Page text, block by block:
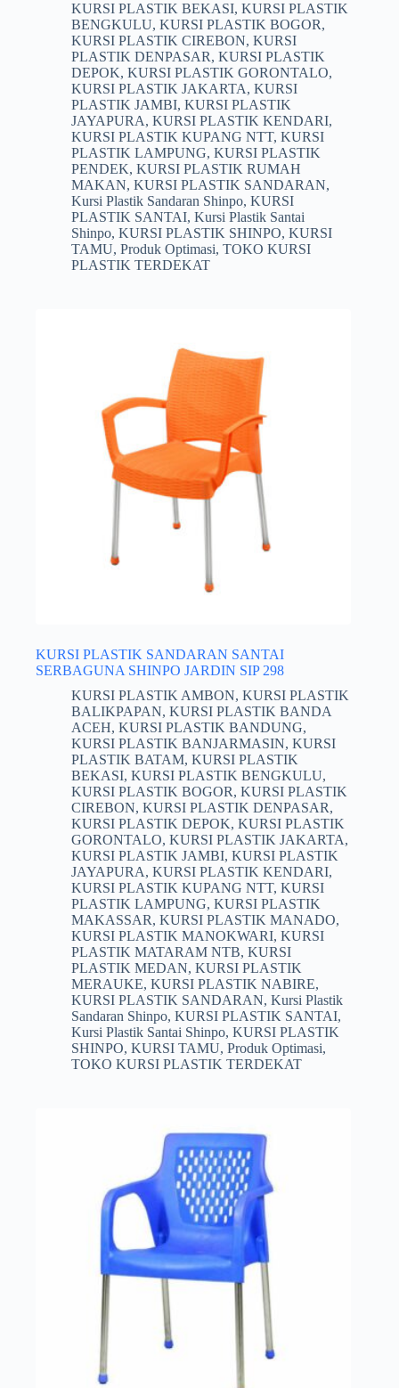
KURSI PLASTIK BEKASI, KURSI PLASTIK
BENGKULU, KURSI PLASTIK BOGOR,
KURSI PLASTIK CIREBON, KURSI
PLASTIK DENPASAR, KURSI PLASTIK
DEPOK, KURSI PLASTIK GORONTALO,
KURSI PLASTIK JAKARTA, KURSI
PLASTIK JAMBI, KURSI PLASTIK
JAYAPURA, KURSI PLASTIK KENDARI,
KURSI PLASTIK KUPANG NTT, KURSI
PLASTIK LAMPUNG, KURSI PLASTIK
PENDEK, KURSI PLASTIK RUMAH
MAKAN, KURSI PLASTIK SANDARAN,
Kursi Plastik Sandaran Shinpo, KURSI
PLASTIK SANTAI, Kursi Plastik Santai
Shinpo, KURSI PLASTIK SHINPO, KURSI
TAMU, Produk Optimasi, TOKO KURSI
PLASTIK TERDEKAT
KURSI PLASTIK SANDARAN SANTAI
SERBAGUNA SHINPO JARDIN SIP 298
KURSI PLASTIK AMBON, KURSI PLASTIK
BALIKPAPAN, KURSI PLASTIK BANDA
ACEH, KURSI PLASTIK BANDUNG,
KURSI PLASTIK BANJARMASIN, KURSI
PLASTIK BATAM, KURSI PLASTIK
BEKASI, KURSI PLASTIK BENGKULU,
KURSI PLASTIK BOGOR, KURSI PLASTIK
CIREBON, KURSI PLASTIK DENPASAR,
KURSI PLASTIK DEPOK, KURSI PLASTIK
GORONTALO, KURSI PLASTIK JAKARTA,
KURSI PLASTIK JAMBI, KURSI PLASTIK
JAYAPURA, KURSI PLASTIK KENDARI,
KURSI PLASTIK KUPANG NTT, KURSI
PLASTIK LAMPUNG, KURSI PLASTIK
MAKASSAR, KURSI PLASTIK MANADO,
KURSI PLASTIK MANOKWARI, KURSI
PLASTIK MATARAM NTB, KURSI
PLASTIK MEDAN, KURSI PLASTIK
MERAUKE, KURSI PLASTIK NABIRE,
KURSI PLASTIK SANDARAN, Kursi Plastik
Sandaran Shinpo, KURSI PLASTIK SANTAI,
Kursi Plastik Santai Shinpo, KURSI PLASTIK
SHINPO, KURSI TAMU, Produk Optimasi,
TOKO KURSI PLASTIK TERDEKAT